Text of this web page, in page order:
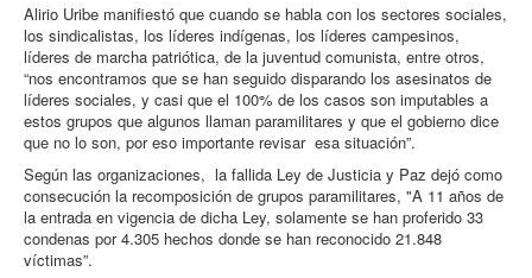
Alirio Uribe manifiestó que cuando se habla con los sectores sociales,
los sindicalistas, los líderes indígenas, los líderes campesinos,
líderes de marcha patriótica, de la juventud comunista, entre otros,
“nos encontramos que se han seguido disparando los asesinatos de
líderes sociales, y casi que el 100% de los casos son imputables a
estos grupos que algunos llaman paramilitares y que el gobierno dice
que no lo son, por eso importante revisar esa situación”.
Según las organizaciones, la fallida Ley de Justicia y Paz dejó como
consecución la recomposición de grupos paramilitares, "A 11 años de
la entrada en vigencia de dicha Ley, solamente se han proferido 33
condenas por 4.305 hechos donde se han reconocido 21.848
víctimas”.